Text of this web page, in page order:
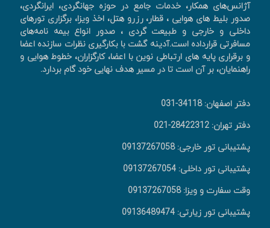
آژانس‌های همکار، خدمات جامع در حوزه جهانگردی، ايرانگردی،
صدور بليط های هوايی ، قطار، رزرو هتل، اخذ ويزا، برگزاری تورهای
داخلی و خارجی و طبیعت گردی ، صدور انواع بیمه نامه‌های
مسافرتی قرارداده است.آدینه گشت با بکارگیری نظرات سازنده اعضا
و برقراری پایه های ارتباطی نوین با اعضا، کارگزاران، خطوط هوایی و
راهنمایان، بر آن است تا در مسیر هدف نهایی خود گام بردارد.
دفتر اصفهان: 34118-031
دفتر تهران: 28422312-021
پشتیبانی تور خارجی: 09137267058
پشتیبانی تور داخلی: 09137267054
وقت سفارت و ویزا: 09137267058
پشتیبانی تور زیارتی: 09136489474